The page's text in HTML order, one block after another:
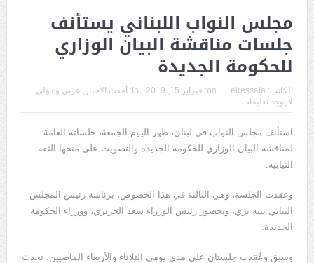
مجلس النواب اللبناني يستأنف
جلسات مناقشة البيان الوزاري
للحكومة الجديدة
الكاتب: elressala
on: فبراير 15, 2019 In: أحدث الأخبار
عربي و دولي
لا يوجد تعليقات
استأنف مجلس النواب في لبنان، ظهر اليوم الجمعة، جلساته العامة
لمناقشة البيان الوزاري للحكومة الجديدة والتصويت على منحها الثقة
النيابية.
وعقدت الجلسة، وهي الثالثة في هذا الخصوص، برئاسة رئيس المجلس
النيابي نبيه بري، وبحضور رئيس الوزراء سعد الحريري، ووزراء الحكومة
الجديدة.
وسبق وعُقدت جلستان على مدى يومي الثلاثاء والأربعاء الماضيين، تحدث